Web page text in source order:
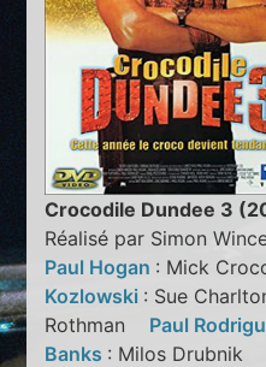
Crocodile Dundee 3
Réalisé par Simon
Paul Hogan : Mick
Kozlowski : Sue
Rothman Paul
Banks : Milos Drubnik